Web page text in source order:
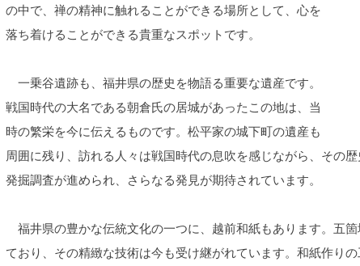
の中で、禅の精神に触れることができる場所として、心を
落ち着けることができる貴重なスポットです。
一乗谷遺跡も、福井県の歴史を物語る重要な遺産です。
戦国時代の大名である朝倉氏の居城があったこの地は、当
時の繁栄を今に伝えるものです。松平家の城下町の遺産も
周囲に残り、訪れる人々は戦国時代の息吹を感じながら、その
発掘調査が進められ、さらなる発見が期待されています。
福井県の豊かな伝統文化の一つに、越前和紙もあります。五
ており、その精緻な技術は今も受け継がれています。和紙作り